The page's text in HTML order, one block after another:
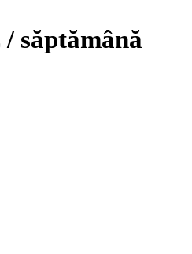
/ săptămână